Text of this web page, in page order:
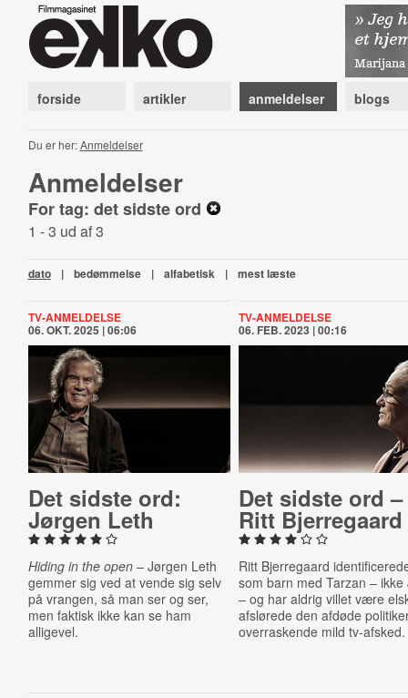
forside artikler anmeldelser blogs
Du er her:Anmeldelser
Anmeldelser
For tag: det sidste ord
1 - 3 ud af 3
dato | bedømmelse | alfabetisk | mest læste
TV-ANMELDELSE
06. OKT. 2025 | 06:06
Det sidste ord:
Jørgen Leth
Hiding in the open– Jørgen Leth
gemmer sig ved at vende sig selv
på vrangen, så man ser og ser,
men faktisk ikke kan se ham
alligevel.
TV-ANMELDELSE
06. FEB. 2023 | 00:16
Det sidste ord –
Ritt Bjer­re­gaard
Ritt Bjerregaard
som barn med Tarzan – ikke
– og har aldrig villet være
afslørede den afdøde
overraskende mild tv-afsked.